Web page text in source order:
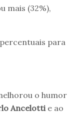
mais (32%),
para
o humor
Ancelotti e ao